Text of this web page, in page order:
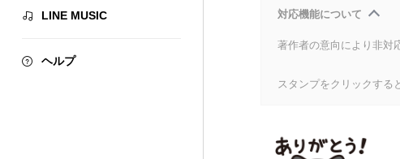
LINE MUSIC
ヘルプ
対応機能について
著作者の意向により非対
スタンプをクリックする